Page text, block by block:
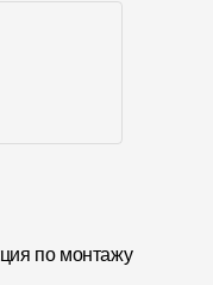
по монтажу